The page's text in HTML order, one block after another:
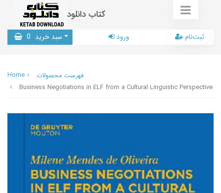
کتاب دانلود
سبد خرید 0 ورود ثبت‌نام
Home
فهرست محصولات
Business Negotiations in ELF from a Cultural Linguistic Perspective